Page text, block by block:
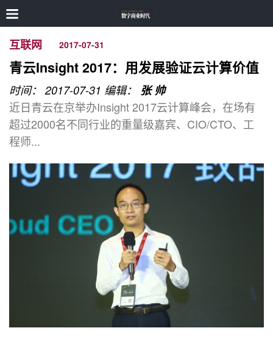
互联网 2017-07-31
青云Insight 2017：用发展验证云计算价值
时间： 2017-07-31 编辑： 张 帅
近日青云在京举办Insight 2017云计算峰会，在场有
超过2000名不同行业的重量级嘉宾、CIO/CTO、工
程师...